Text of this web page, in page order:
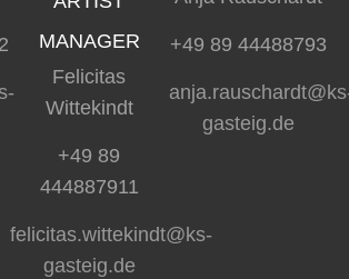
MANAGER
Felicitas
Wittekindt
+49 89
444887911
felicitas.wittekindt@ks-
gasteig.de
+49 89 44488793
gasteig.de